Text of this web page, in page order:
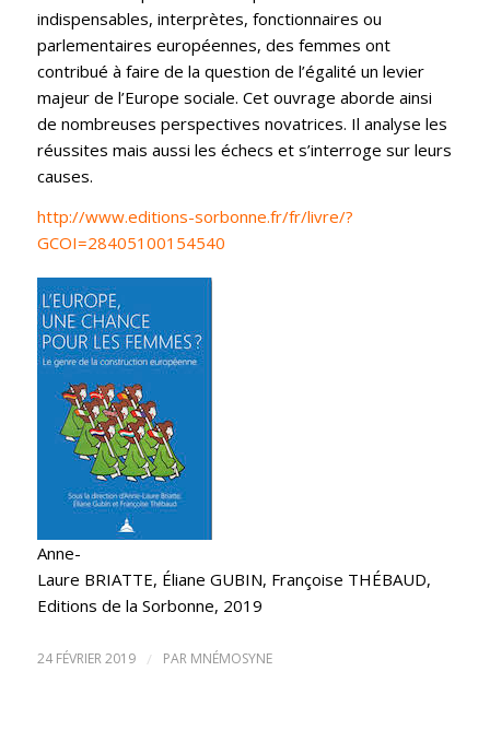
indispensables, interprètes, fonctionnaires ou
parlementaires européennes, des femmes ont
contribué à faire de la question de l’égalité un levier
majeur de l’Europe sociale. Cet ouvrage aborde ainsi
de nombreuses perspectives novatrices. Il analyse les
réussites mais aussi les échecs et s’interroge sur leurs
causes.
http://www.editions-sorbonne.fr/fr/livre/?
GCOI=28405100154540
Anne-
Laure BRIATTE, Éliane GUBIN, Françoise THÉBAUD,
Editions de la Sorbonne, 2019
24 FÉVRIER 2019 / PAR MNÉMOSYNE